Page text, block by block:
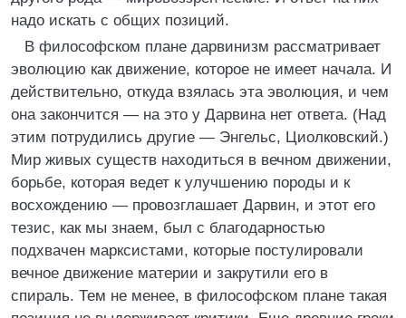
надо искать с общих позиций.
В философском плане дарвинизм рассматривает
эволюцию как движение, которое не имеет начала. И
действительно, откуда взялась эта эволюция, и чем
она закончится — на это у Дарвина нет ответа. (Над
этим потрудились другие — Энгельс, Циолковский.)
Мир живых существ находиться в вечном движении,
борьбе, которая ведет к улучшению породы и к
восхождению — провозглашает Дарвин, и этот его
тезис, как мы знаем, был с благодарностью
подхвачен марксистами, которые постулировали
вечное движение материи и закрутили его в
спираль. Тем не менее, в философском плане такая